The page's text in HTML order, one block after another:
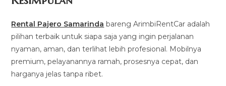
Rental Pajero Samarinda bareng ArimbiRentCar adalah
pilihan terbaik untuk siapa saja yang ingin perjalanan
nyaman, aman, dan terlihat lebih profesional. Mobilnya
premium, pelayanannya ramah, prosesnya cepat, dan
harganya jelas tanpa ribet.